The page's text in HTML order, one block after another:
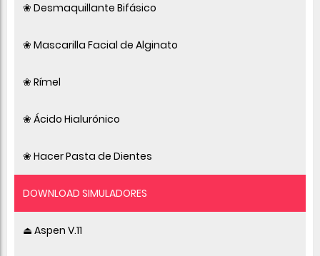
❀ Desmaquillante Bifásico
❀ Mascarilla Facial de Alginato
❀ Rímel
❀ Ácido Hialurónico
❀ Hacer Pasta de Dientes
DOWNLOAD SIMULADORES
⏏ Aspen V.11